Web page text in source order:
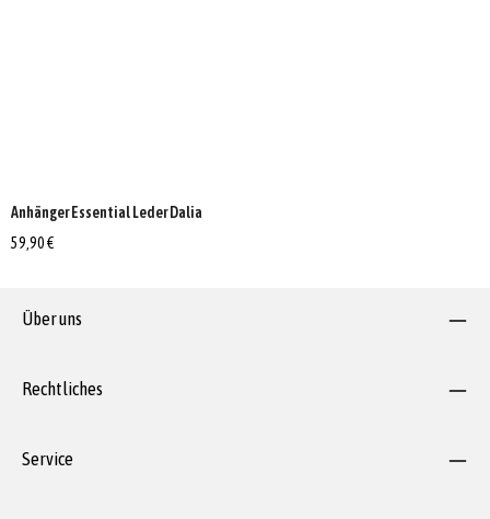
Anhänger Essential Leder Dalia
59,90 €
Über uns
Rechtliches
Service